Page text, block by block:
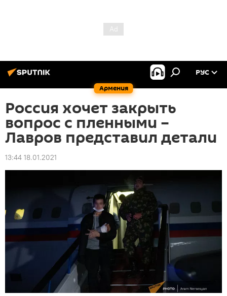
Армения
РУС
Россия хочет закрыть
вопрос с пленными –
Лавров представил детали
13:44 18.01.2021